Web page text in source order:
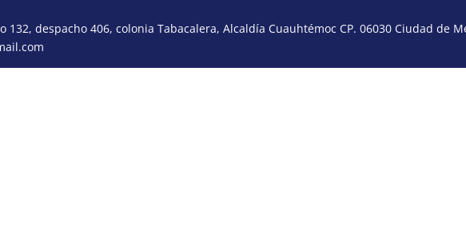
132, despacho 406, colonia Tabacalera, Alcaldía Cuauhtémoc CP. 06030 Ciudad de